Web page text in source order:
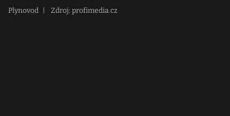
Plynovod Zdroj: profimedia.cz